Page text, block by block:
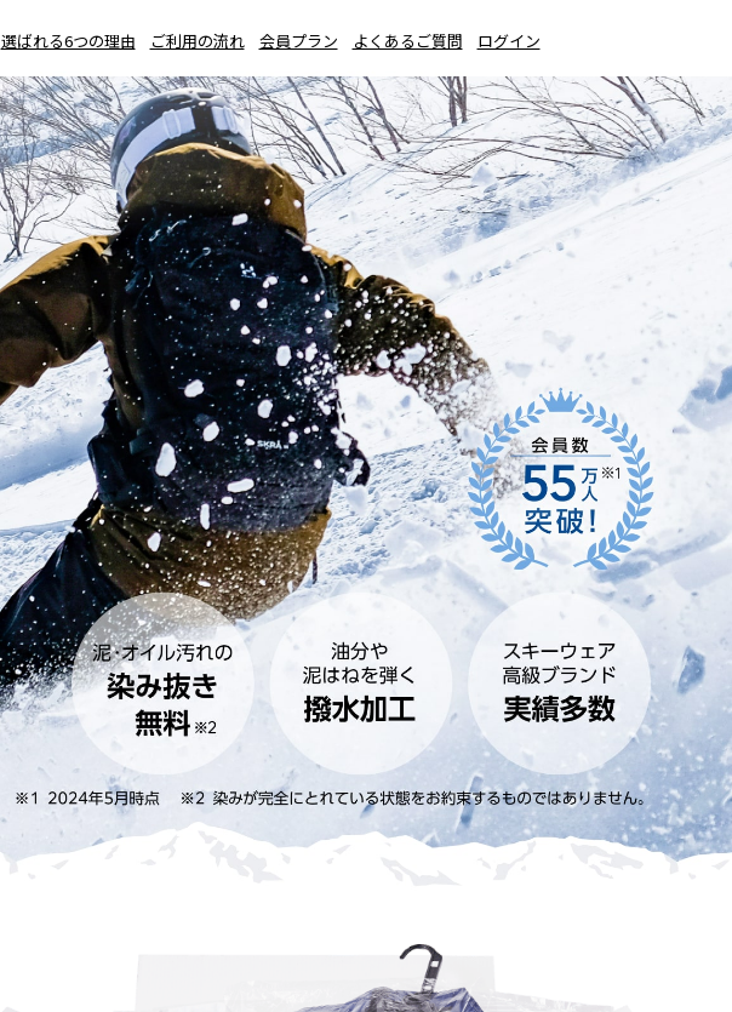
選ばれる6つの理由 ご利用の流れ 会員プラン よくあるご質問 ログイン